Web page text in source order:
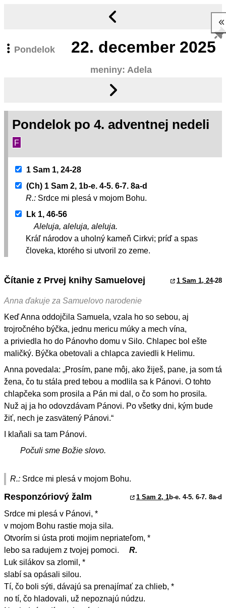
Pondelok 22. december 2025
meniny: Adela
Pondelok po 4. adventnej nedeli
F
1 Sam 1, 24-28
(Ch) 1 Sam 2, 1b-e. 4-5. 6-7. 8a-d
R.: Srdce mi plesá v mojom Bohu.
Lk 1, 46-56
Aleluja, aleluja, aleluja.
Kráľ národov a uholný kameň Cirkvi; príď a spas
človeka, ktorého si utvoril zo zeme.
Čítanie z Prvej knihy Samuelovej 1 Sam 1, 24-28
Anna ďakuje za Samuelovo narodenie
Keď Anna oddojčila Samuela, vzala ho so sebou, aj
trojročného býčka, jednu mericu múky a mech vína,
a priviedla ho do Pánovho domu v Silo. Chlapec bol ešte
maličký. Býčka obetovali a chlapca zaviedli k Helimu.
Anna povedala: „Prosím, pane môj, ako žiješ, pane, ja som tá
žena, čo tu stála pred tebou a modlila sa k Pánovi. O tohto
chlapčeka som prosila a Pán mi dal, o čo som ho prosila.
Nuž aj ja ho odovzdávam Pánovi. Po všetky dni, kým bude
žiť, nech je zasvätený Pánovi.“
I klaňali sa tam Pánovi.
Počuli sme Božie slovo.
R.: Srdce mi plesá v mojom Bohu.
Responzóriový žalm 1 Sam 2, 1b-e. 4-5. 6-7. 8a-d
Srdce mi plesá v Pánovi, *
v mojom Bohu rastie moja sila.
Otvorím si ústa proti mojim nepriateľom, *
lebo sa radujem z tvojej pomoci.
R.
Luk silákov sa zlomil, *
slabí sa opásali silou.
Tí, čo boli sýti, dávajú sa prenajímať za chlieb, *
no tí, čo hladovali, už nepoznajú núdzu.